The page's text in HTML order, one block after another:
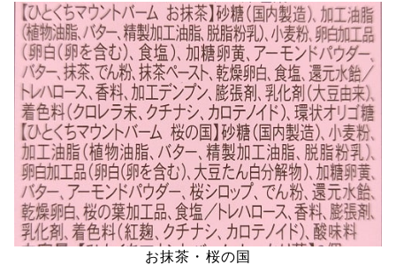
お抹茶・桜の国